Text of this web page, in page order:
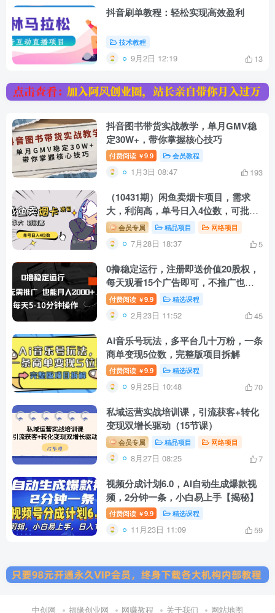
抖音刷单教程：轻松实现高效盈利
技术教程
9月2日 12:19 13
抖音图书带货实战教学，单月GMV稳
定30W+，带你掌握核心技巧
付费阅读 ￥9.9 会员教程
1月3日 08:47 193
（10431期）闲鱼卖烟卡项目，需求
大，利润高，单号日入4位数，可批
量！会员专属 精品项目 网络项目
7月28日 18:37 5
0撸稳定运行，注册即送价值20股权，
每天观看15个广告即可，不推广也能
月入2k【揭秘】
付费阅读 ￥9.9 精选课程
2月23日 11:52 45
Ai音乐号玩法，多平台几十万粉，一条
商单变现5位数，完整版项目拆解
付费阅读 ￥9.9 精选课程
9月25日 10:48 70
私域运营实战培训课，引流获客+转化
变现双增长驱动（15节课）
会员专属 精品项目 网络项目
8月27日 08:25 7
视频分成计划6.0，AI自动生成爆款视
频，2分钟一条，小白易上手【揭秘】
付费阅读 ￥9.9 精选课程
11月23日 11:09 59
中创网 福缘创业网 网赚教程 关于我们 网站地图